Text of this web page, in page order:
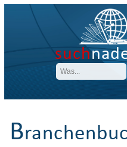
such
B